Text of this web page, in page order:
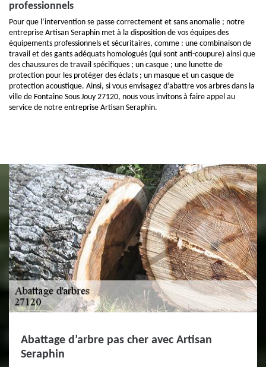
professionnels
Pour que l’intervention se passe correctement et sans anomalie ; notre
entreprise Artisan Seraphin met à la disposition de vos équipes des
équipements professionnels et sécuritaires, comme : une combinaison de
travail et des gants adéquats homologués (qui sont anti-coupure) ainsi que
des chaussures de travail spécifiques ; un casque ; une lunette de
protection pour les protéger des éclats ; un masque et un casque de
protection acoustique. Ainsi, si vous envisagez d’abattre vos arbres dans la
ville de Fontaine Sous Jouy 27120, nous vous invitons à faire appel au
service de notre entreprise Artisan Seraphin.
Abattage d’arbre pas cher avec Artisan
Seraphin